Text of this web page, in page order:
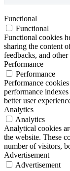
Functional
Functional
Functional cookies
sharing the content
feedbacks, and
Performance
Performance
Performance
performance
better user
Analytics
Analytics
Analytical cookies
the website. These
number of visitors,
Advertisement
Advertisement